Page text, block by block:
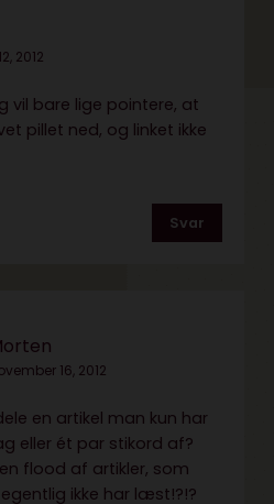
2012
vil bare lige pointere, at
pillet ned, og linket ikke
Svar
16, 2012
en artikel man kun har
eller ét par stikord af?
flood af artikler, som
ikke har læst!?!?